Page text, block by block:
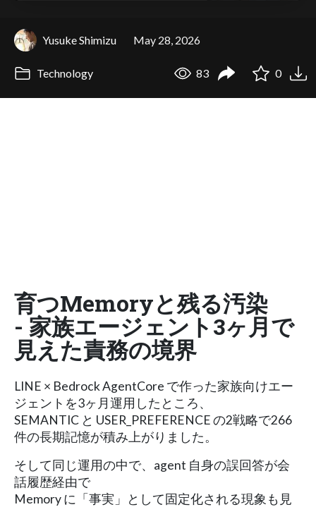
Yusuke Shimizu May 28, 2026
Technology 83 0
育つMemoryと残る汚染
- 家族エージェント3ヶ月で
見えた責務の境界
LINE × Bedrock AgentCore で作った家族向けエー
ジェントを3ヶ月運用したところ、
SEMANTIC と USER_PREFERENCE の2戦略で266
件の長期記憶が積み上がりました。
そして同じ運用の中で、agent 自身の誤回答が会
話履歴経由で
Memory に「事実」として固定化される現象も見